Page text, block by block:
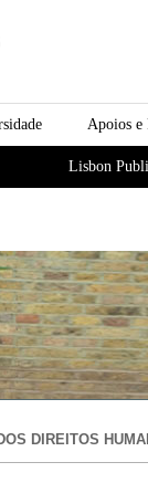
Apoios e
Lisbon
DIREITOS